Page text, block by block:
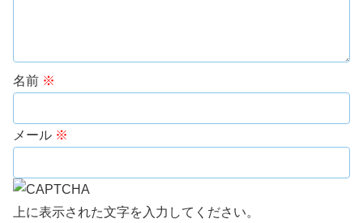
名前 ※
メール ※
上に表示された文字を入力してください。